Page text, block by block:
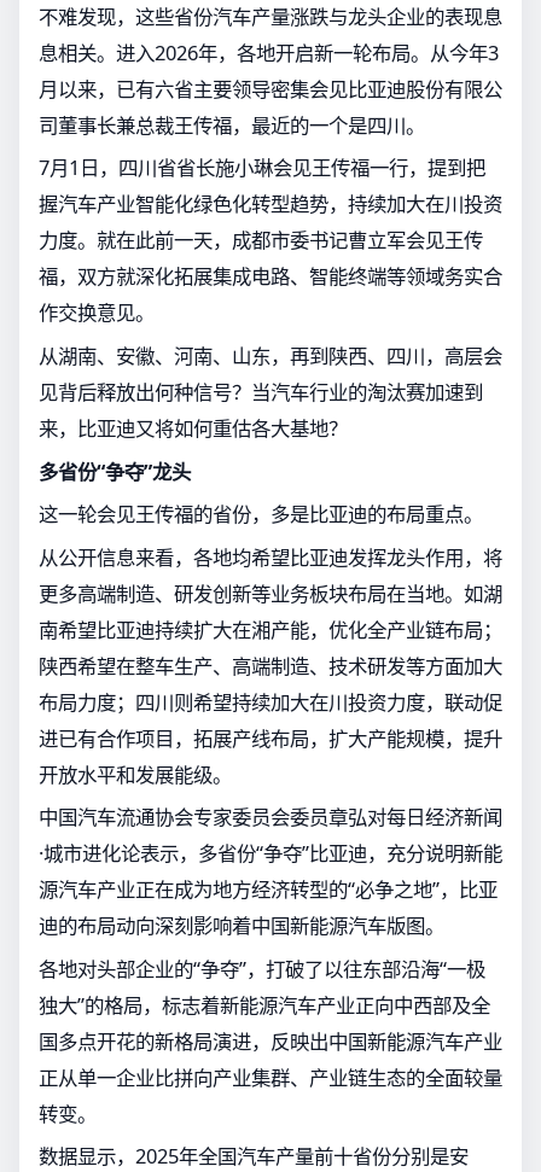
不难发现，这些省份汽车产量涨跌与龙头企业的表现息
息相关。进入2026年，各地开启新一轮布局。从今年3
月以来，已有六省主要领导密集会见比亚迪股份有限公
司董事长兼总裁王传福，最近的一个是四川。
7月1日，四川省省长施小琳会见王传福一行，提到把
握汽车产业智能化绿色化转型趋势，持续加大在川投资
力度。就在此前一天，成都市委书记曹立军会见王传
福，双方就深化拓展集成电路、智能终端等领域务实合
作交换意见。
从湖南、安徽、河南、山东，再到陕西、四川，高层会
见背后释放出何种信号？当汽车行业的淘汰赛加速到
来，比亚迪又将如何重估各大基地？
多省份“争夺”龙头
这一轮会见王传福的省份，多是比亚迪的布局重点。
从公开信息来看，各地均希望比亚迪发挥龙头作用，将
更多高端制造、研发创新等业务板块布局在当地。如湖
南希望比亚迪持续扩大在湘产能，优化全产业链布局；
陕西希望在整车生产、高端制造、技术研发等方面加大
布局力度；四川则希望持续加大在川投资力度，联动促
进已有合作项目，拓展产线布局，扩大产能规模，提升
开放水平和发展能级。
中国汽车流通协会专家委员会委员章弘对每日经济新闻
·城市进化论表示，多省份“争夺”比亚迪，充分说明新能
源汽车产业正在成为地方经济转型的“必争之地”，比亚
迪的布局动向深刻影响着中国新能源汽车版图。
各地对头部企业的“争夺”，打破了以往东部沿海“一极
独大”的格局，标志着新能源汽车产业正向中西部及全
国多点开花的新格局演进，反映出中国新能源汽车产业
正从单一企业比拼向产业集群、产业链生态的全面较量
转变。
数据显示，2025年全国汽车产量前十省份分别是安